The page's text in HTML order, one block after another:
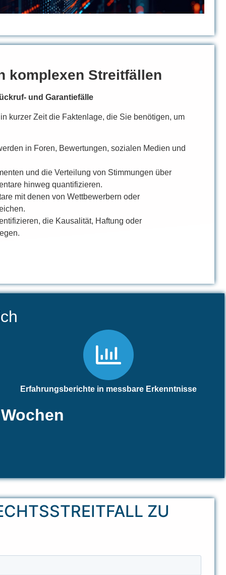
komplexen Streitfällen
und Garantiefälle
in kurzer Zeit die Faktenlage, die Sie benötigen, um
in Foren, Bewertungen, sozialen Medien und
und die Verteilung von Stimmungen über
hinweg quantifizieren.
mit denen von Wettbewerbern oder
die Kausalität, Haftung oder
Erfahrungsberichte in messbare Erkenntnisse
ZU